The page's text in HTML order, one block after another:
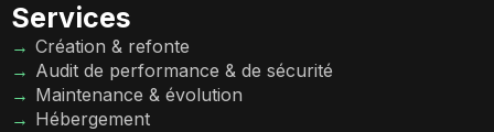
Services
Création & refonte
Audit de performance & de sécurité
Maintenance & évolution
Hébergement